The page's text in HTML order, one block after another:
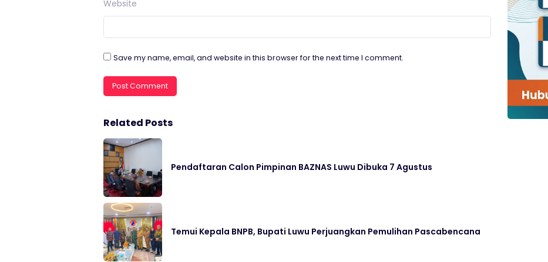
Website
Save my name, email, and website in this browser for the next time I comment.
Related Posts
Pendaftaran Calon Pimpinan BAZNAS Luwu Dibuka 7 Agustus
Temui Kepala BNPB, Bupati Luwu Perjuangkan Pemulihan Pascabencana